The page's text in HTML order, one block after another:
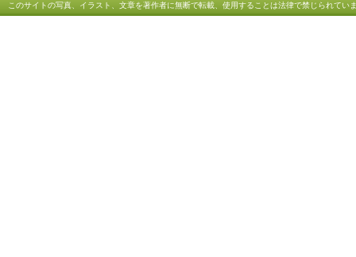
このサイトの写真、イラスト、文章を著作者に無断で転載、使用することは法律で禁じられてい